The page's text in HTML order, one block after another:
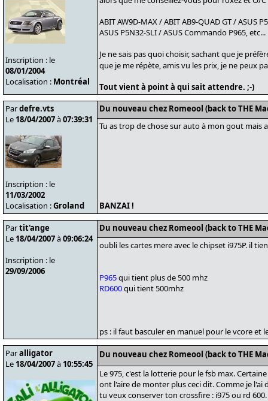
Inscription : le
08/01/2004
Localisation : Montréal
ABIT AW9D-MAX / ABIT AB9-QUAD GT / ASUS
ASUS P5N32-SLI / ASUS Commando P965, etc...
Je ne sais pas quoi choisir, sachant que je
que je me répète, amis vu les prix, je ne peux
Tout vient à point à qui sait attendre. ;-)
Pardefre.vts
Le 18/04/2007à07:39:31
Inscription : le
11/03/2002
Localisation :Groland
Du nouveau chez Romeool (back to THE
Tu as trop de chose sur auto à mon gout mais
BANZAI !
Partit'ange
Le 18/04/2007à09:06:24
Inscription : le
29/09/2006
Du nouveau chez Romeool (back to THE
oubli les cartes mere avec le chipset i975P. il
P965qui tient plus de 500 mhz
RD600qui tient 500mhz
ps : il faut basculer en manuel pour le vcore et
Paralligator
Le 18/04/2007à 10:55:45
Du nouveau chez Romeool (back to THE
Le 975, c'est la lotterie pour le fsb max.
ont l'aire de monter plus ceci dit. Comme je
tu veux conserver ton crossfire : i975 ou rd 600.